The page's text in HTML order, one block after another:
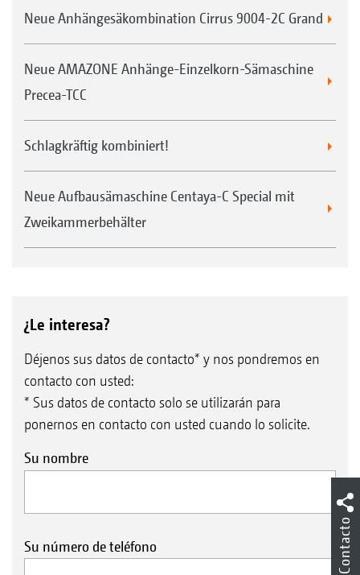
portaherramientas y el eje forjados en una
sola pieza
Ajuste hidráulico opcional de la profundidad
de trabajo desde la cabina
Transmisión directa de la fuerza y larga vida
útil gracias al tren de engranajes DirectDrive
Ajuste cómodo mediante herramienta de
control universal
Neue Anhängesäkombination Cirrus 9004-2C Grand
Neue AMAZONE Anhänge-Einzelkorn-Sämaschine
Precea-TCC
Schlagkräftig kombiniert!
Neue Aufbausämaschine Centaya-C Special mit
Zweikammerbehälter
¿Le interesa?
Déjenos sus datos de contacto* y nos pondremos en
contacto con usted:
* Sus datos de contacto solo se utilizarán para
ponernos en contacto con usted cuando lo solicite.
Su nombre
Su número de teléfono Contacto